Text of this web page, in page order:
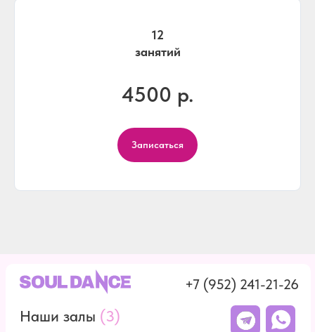
12
занятий
4500 р.
Записаться